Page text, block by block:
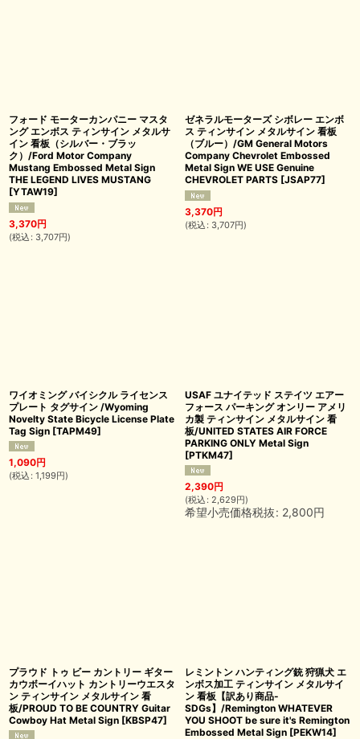
フォード モーターカンパニー マスタ
ング エンボス ティンサイン メタルサ
イン 看板（シルバー・ブラッ
ク）/Ford Motor Company
Mustang Embossed Metal Sign
THE LEGEND LIVES MUSTANG
[YTAW19]
3,370円
(税込 : 3,707円)
ゼネラルモーターズ シボレー エンボ
ス ティンサイン メタルサイン 看板
（ブルー）/GM General Motors
Company Chevrolet Embossed
Metal Sign WE USE Genuine
CHEVROLET PARTS [JSAP77]
3,370円
(税込 : 3,707円)
ワイオミング バイシクル ライセンス
プレート タグサイン /Wyoming
Novelty State Bicycle License Plate
Tag Sign [TAPM49]
1,090円
(税込 : 1,199円)
USAF ユナイテッド ステイツ エアー
フォース パーキング オンリー アメリ
カ製 ティンサイン メタルサイン 看
板/UNITED STATES AIR FORCE
PARKING ONLY Metal Sign
[PTKM47]
2,390円
(税込 : 2,629円)
希望小売価格税抜: 2,800円
プラウド トゥ ビー カントリー ギター
カウボーイハット カントリーウエスタ
ン ティンサイン メタルサイン 看
板/PROUD TO BE COUNTRY Guitar
Cowboy Hat Metal Sign [KBSP47]
レミントン ハンティング銃 狩猟犬 エ
ンボス加工 ティンサイン メタルサイ
ン 看板【訳あり商品-
SDGs】/Remington WHATEVER
YOU SHOOT be sure it's Remington
Embossed Metal Sign [PEKW14]